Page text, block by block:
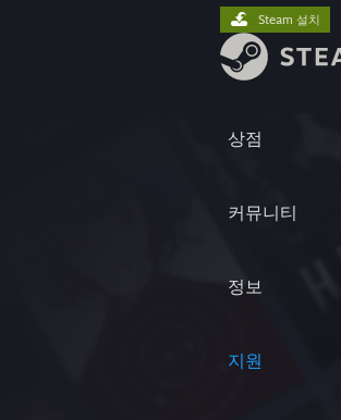
상점
커뮤니티
정보
지원
Steam 설치